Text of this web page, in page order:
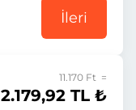
İleri
11.170 Ft =
2.179,92 TL ₺